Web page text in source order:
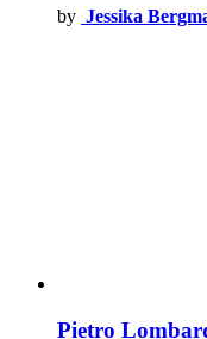
by Jessika
Pietro